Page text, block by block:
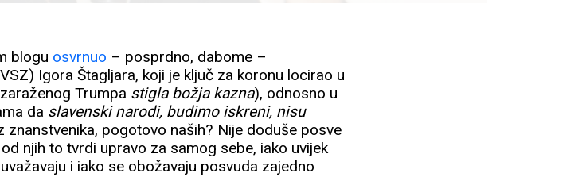
blogu osvrnuo – posprdno, dabome –
Igora Štagljara, koji je ključ za koronu locirao u
Trumpa stigla božja kazna), odnosno u
da slavenski narodi, budimo iskreni, nisu
znanstvenika, pogotovo naših? Nije doduše posve
njih to tvrdi upravo za samog sebe, iako uvijek
i iako se obožavaju posvuda zajedno